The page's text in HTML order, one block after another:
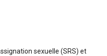
sexuelle (SRS) et